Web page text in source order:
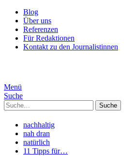
Blog
Über uns
Referenzen
Für Redaktionen
Kontakt zu den Journalistinnen
Menü
Suche
Suche
nachhaltig
nah dran
natürlich
11 Tipps für…